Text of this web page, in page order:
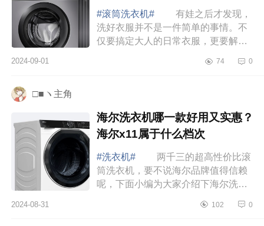
好
#滚筒洗衣机#
有娃之后才发现，
洗好衣服并不是一件简单的事情。不
仅要搞定大人的日常衣服，更要解决
们选对了洗衣机，才让这件本来不简
2024-09-01 74 0
□■ヽ主角
海尔洗衣机哪一款好用又实惠？
海尔x11属于什么档次
#洗衣机#
两千三的超高性价比滚
筒洗衣机，要不说海尔品牌值得信赖
呢，下面小编为大家介绍下海尔洗衣
么档次 海尔洗衣机哪一款好用又
2024-08-31 102 0